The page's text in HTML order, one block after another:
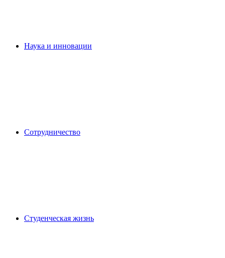
Наука и инновации
Сотрудничество
Студенческая жизнь